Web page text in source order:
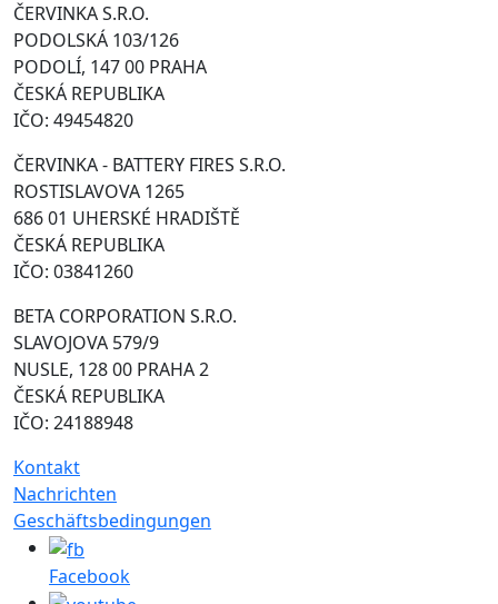
ČERVINKA S.R.O.
PODOLSKÁ 103/126
PODOLÍ, 147 00 PRAHA
ČESKÁ REPUBLIKA
IČO: 49454820
ČERVINKA - BATTERY FIRES S.R.O.
ROSTISLAVOVA 1265
686 01 UHERSKÉ HRADIŠTĚ
ČESKÁ REPUBLIKA
IČO: 03841260
BETA CORPORATION S.R.O.
SLAVOJOVA 579/9
NUSLE, 128 00 PRAHA 2
ČESKÁ REPUBLIKA
IČO: 24188948
Kontakt
Nachrichten
Geschäftsbedingungen
Facebook